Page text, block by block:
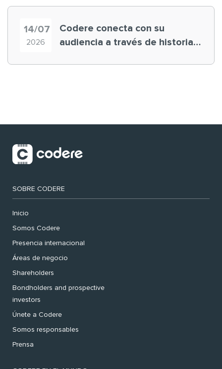
14/07
2026
Codere conecta con su
audiencia a través de historias
SOBRE CODERE
Inicio
Somos Codere
Presencia internacional
Áreas de negocio
Shareholders
Bondholders and prospective
investors
Únete a Codere
Somos responsables
Prensa